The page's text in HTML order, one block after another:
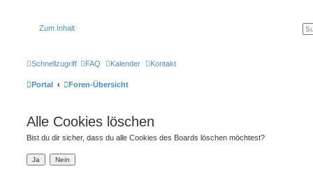
Zum Inhalt
Schnellzugriff FAQ Kalender Kontakt
Portal Foren-Übersicht
Alle Cookies löschen
Bist du dir sicher, dass du alle Cookies des Boards löschen möchtest?